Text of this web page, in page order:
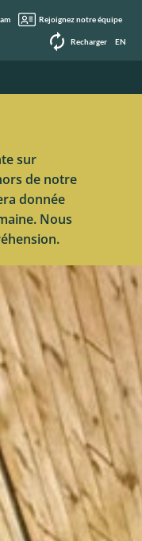
Rejoignez notre équipe
Recharger EN
sur
de notre
donnée
Nous